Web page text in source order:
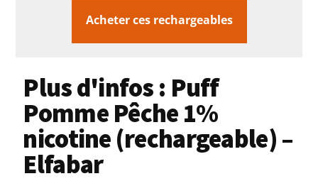
Acheter ces rechargeables
Plus d'infos : Puff
Pomme Pêche 1%
nicotine (rechargeable) –
Elfabar